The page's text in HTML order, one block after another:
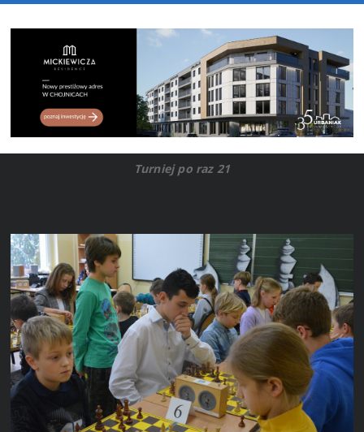
Turniej po raz 21